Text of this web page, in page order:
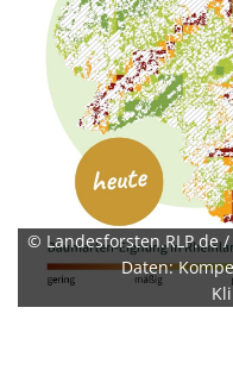
© Landesforsten.RLP.de
Daten: